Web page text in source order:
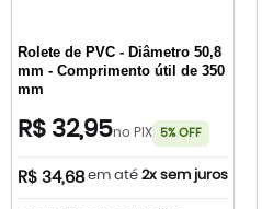
Rolete de PVC - Diâmetro 50,8
mm - Comprimento útil de 350
mm
R$ 32,95no PIX 5% OFF
R$ 34,68 em até 2x sem juros